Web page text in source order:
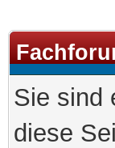
Sie sind
diese